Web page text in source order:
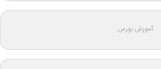
آموزش بورس